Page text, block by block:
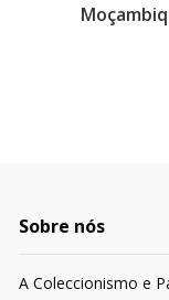
Sobre nós
A Coleccionismo e